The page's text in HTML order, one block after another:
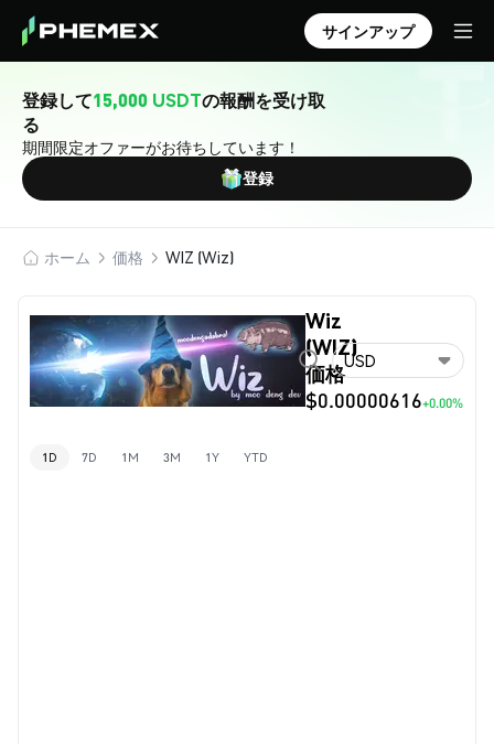
サインアップ
登録して15,000 USDTの報酬を受け取
る
期間限定オファーがお待ちしています！
登録
ホーム 価格 WIZ (Wiz)
Wiz
(WIZ)
価格
$0.00000616+0.00%
USD
1D 7D 1M 3M 1Y YTD